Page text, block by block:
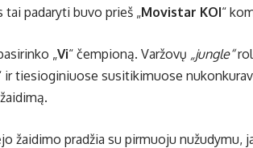
tai padaryti buvo prieš „Movistar KOI“
„Vi“ čempioną. Varžovų „jungle“
ir tiesioginiuose susitikimuose
žaidimo pradžia su pirmuoju